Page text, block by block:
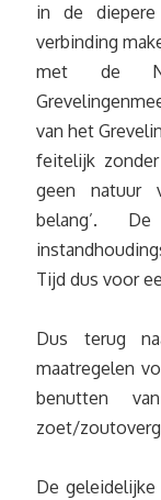
in de
verbinding
met de
van het
feitelijk
geen natuur
belang’.
Tijd dus voor
Dus terug
maatregelen
benutten
zoet/
De